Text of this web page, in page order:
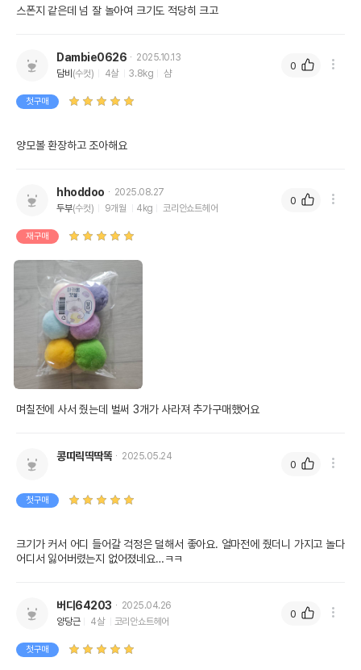
스폰지 같은데 넘 잘 놀아여 크기도 적당히 크고
Dambie0626
2025.10.13
담비 (수컷) 4살 3.8kg 샴
첫구매
양모볼 환장하고 조아해요
0
hhoddoo
2025.08.27
두부(수컷) 9개월 4kg 코리안쇼트헤어
재구매
0
콩띠릭띡딱똑 2025.05.24
첫구매
크기가 커서 어디 들어갈 걱정은 덜해서 좋아요. 얼마전에 줬더니 가지고 놀다
어디서 잃어버렸는지 없어졌네요…ㅋㅋ
0
버디64203
2025.04.26
양당근
4살 코리안쇼트헤어
첫구매
0